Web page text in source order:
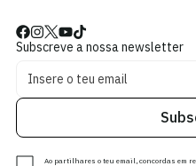
Subscreve a nossa newsletter
Ao partilhares o teu email, concordas em